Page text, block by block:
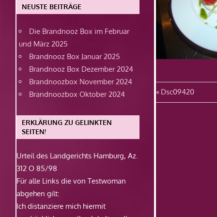
Vorheriger
Beitrag:
Dsc09420
NEUSTE BEITRÄGE
Die Brandnooz Box im Februar
und März 2025
Brandnooz Box Januar 2025
Brandnooz Box Dezember 2024
Brandnoozbox November 2024
Brandnoozbox Oktober 2024
ERKLÄRUNG ZU GELINKTEN
SEITEN!
Urteil des Landgerichts Hamburg, Az.
312 O 85/98
Für alle Links die von Testwoman
abgehen gilt:
Ich distanziere mich hiermit